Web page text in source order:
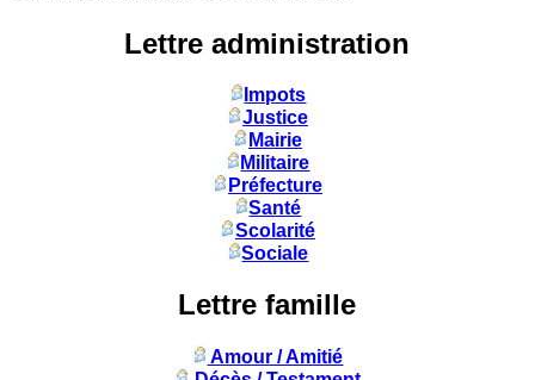
Lettre administration
Impots
Justice
Mairie
Militaire
Préfecture
Santé
Scolarité
Sociale
Lettre famille
Amour / Amitié